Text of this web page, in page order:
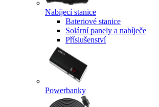
Nabíjecí stanice
Bateriové stanice
Solární panely a nabíječe
Příslušenství
Powerbanky